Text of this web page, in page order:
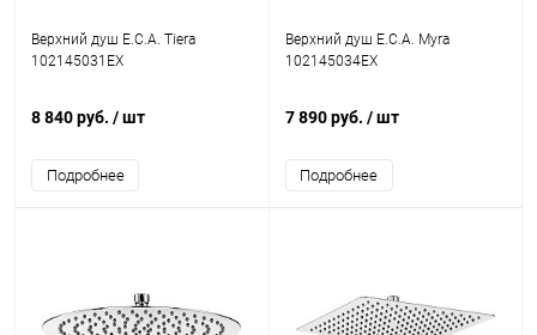
Верхний душ E.C.A. Tiera
102145031EX
8 840 руб. / шт
Подробнее
Верхний душ E.C.A. Myra
102145034EX
7 890 руб. / шт
Подробнее